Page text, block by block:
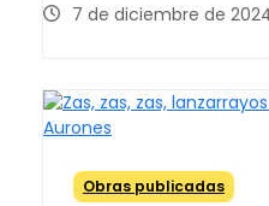
7 de diciembre de
Obras publicadas